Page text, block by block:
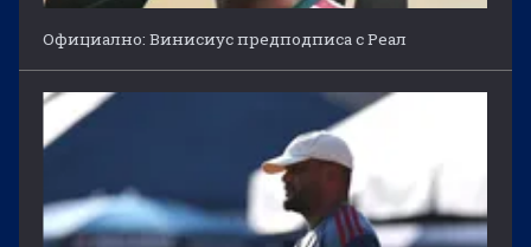
Официално: Винисиус предподписа с Реал